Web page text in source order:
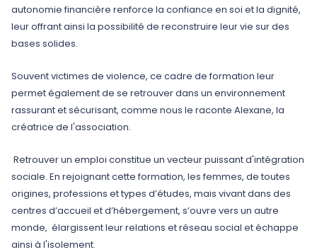
autonomie financière renforce la confiance en soi et la dignité,
leur offrant ainsi la possibilité de reconstruire leur vie sur des
bases solides.
Souvent victimes de violence, ce cadre de formation leur
permet également de se retrouver dans un environnement
rassurant et sécurisant, comme nous le raconte Alexane, la
créatrice de l'association.
Retrouver un emploi constitue un vecteur puissant d'intégration
sociale. En rejoignant cette formation, les femmes, de toutes
origines, professions et types d’études, mais vivant dans des
centres d’accueil et d’hébergement, s’ouvre vers un autre
monde, élargissent leur relations et réseau social et échappe
ainsi à l'isolement.